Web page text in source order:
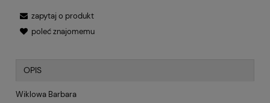
zapytaj o produkt
poleć znajomemu
OPIS
Wiklowa Barbara